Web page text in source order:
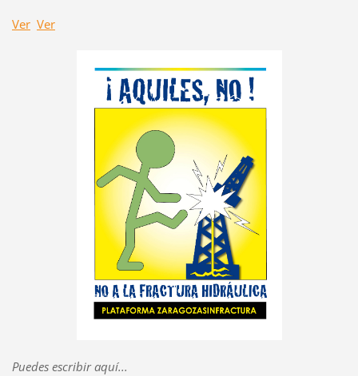
Ver Ver
Puedes escribir aquí...